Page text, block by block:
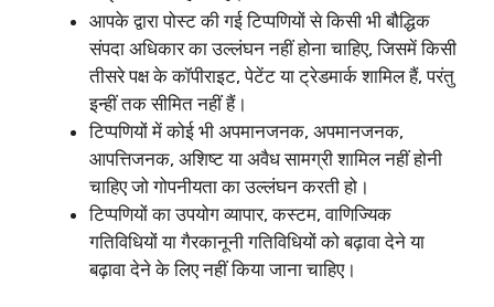
आपके द्वारा पोस्ट की गई टिप्पणियों से किसी भी बौद्धिक
संपदा अधिकार का उल्लंघन नहीं होना चाहिए, जिसमें किसी
तीसरे पक्ष के कॉपीराइट, पेटेंट या ट्रेडमार्क शामिल हैं, परंतु
इन्हीं तक सीमित नहीं हैं।
टिप्पणियों में कोई भी अपमानजनक, अपमानजनक,
आपत्तिजनक, अशिष्ट या अवैध सामग्री शामिल नहीं होनी
चाहिए जो गोपनीयता का उल्लंघन करती हो।
टिप्पणियों का उपयोग व्यापार, कस्टम, वाणिज्यिक
गतिविधियों या गैरकानूनी गतिविधियों को बढ़ावा देने या
बढ़ावा देने के लिए नहीं किया जाना चाहिए।